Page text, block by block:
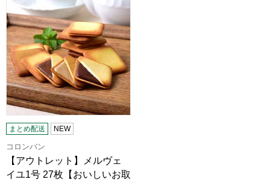
まとめ配送 NEW
コロンバン
【アウトレット】メルヴェ
イユ1号 27枚【おいしいお取